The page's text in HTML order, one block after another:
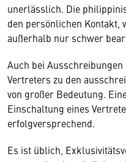
unerlässlich. Die
den persönlichen Kontakt,
außerhalb nur schwer
Auch bei
Vertreters zu den
von großer Bedeutung.
Einschaltung eines
erfolgversprechend.
Es ist üblich,